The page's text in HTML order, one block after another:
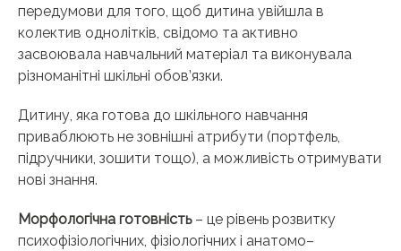
передумови для того, щоб дитина увійшла в
колектив однолітків, свідомо та активно
засвоювала навчальний матеріал та виконувала
різноманітні шкільні обов’язки.
Дитину, яка готова до шкільного навчання
приваблюють не зовнішні атрибути (портфель,
підручники, зошити тощо), а можливість отримувати
нові знання.
Морфологічна готовність– це рівень розвитку
психофізіологічних, фізіологічних і анатомо–